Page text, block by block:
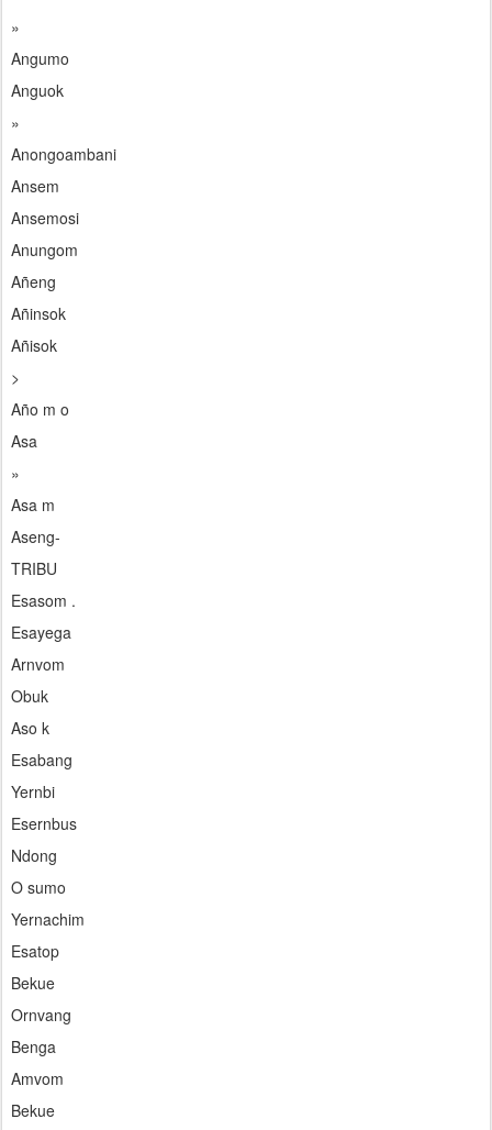
»
Angumo
Anguok
»
Anongoambani
Ansem
Ansemosi
Anungom
Añeng
Añinsok
Añisok
>
Año m o
Asa
»
Asa m
Aseng-
TRIBU
Esasom .
Esayega
Arnvom
Obuk
Aso k
Esabang
Yernbi
Esernbus
Ndong
O sumo
Yernachim
Esatop
Bekue
Ornvang
Benga
Amvom
Bekue